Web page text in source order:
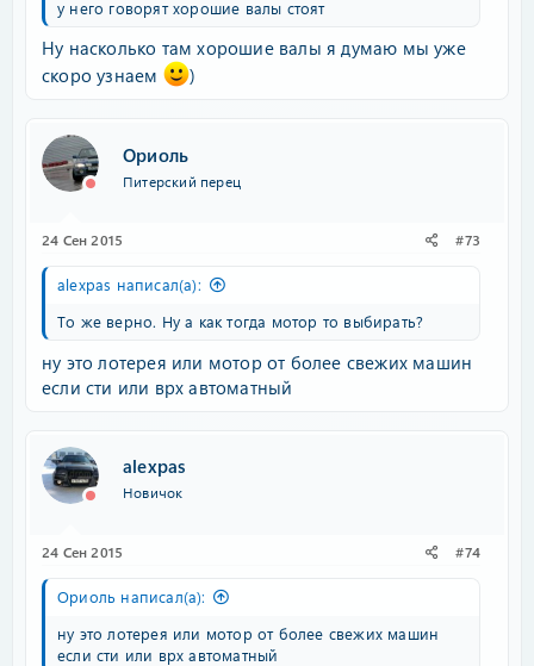
у него говорят хорошие валы стоят
Ну насколько там хорошие валы я думаю мы уже
скоро узнаем
)
Ориоль
Питерский перец
24 Сен 2015 #73
alexpas написал(а):
То же верно. Ну а как тогда мотор то выбирать?
ну это лотерея или мотор от более свежих машин
если сти или врх автоматный
alexpas
Новичок
24 Сен 2015 #74
Ориоль написал(а):
ну это лотерея или мотор от более свежих машин
если сти или врх автоматный